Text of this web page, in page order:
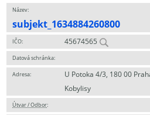
Název:
subjekt_1634884260800
IČO: 45674565
Datová schránka:
Adresa:
U Potoka 4/3, 180 00
Kobylisy
Útvar / Odbor: